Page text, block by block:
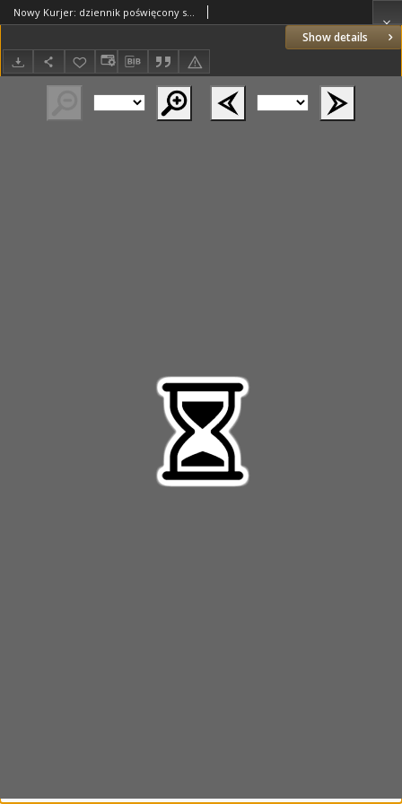
Show details
Nowy Kurjer: dziennik poświęcony sprawom politycznym i społecznym 1938.12.23 R.49 Nr293